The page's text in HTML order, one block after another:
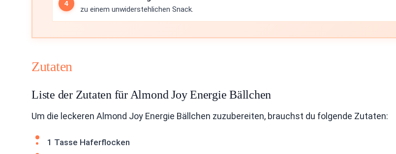
zu einem unwiderstehlichen Snack.
Zutaten
Liste der Zutaten für Almond Joy Energie Bällchen
Um die leckeren Almond Joy Energie Bällchen zuzubereiten, brauchst du folgende Zutaten:
1 Tasse Haferflocken